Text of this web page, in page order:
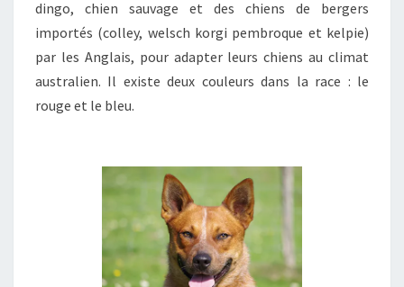
dingo, chien sauvage et des chiens de bergers
importés (colley, welsch korgi pembroque et kelpie)
par les Anglais, pour adapter leurs chiens au climat
australien. Il existe deux couleurs dans la race : le
rouge et le bleu.